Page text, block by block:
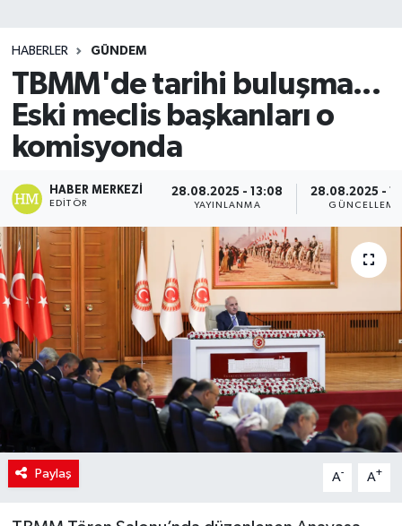
HABERLER GÜNDEM
TBMM'de tarihi buluşma...
Eski meclis başkanları o
komisyonda
HABER MERKEZI
EDITÖR
28.08.2025 - 13:08
YAYINLANMA
28.08.2025 -
GÜNCELLEME
Paylaş A- A+
Teknoloji
TRABZON